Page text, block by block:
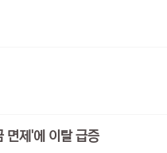
제'에 이탈 급증